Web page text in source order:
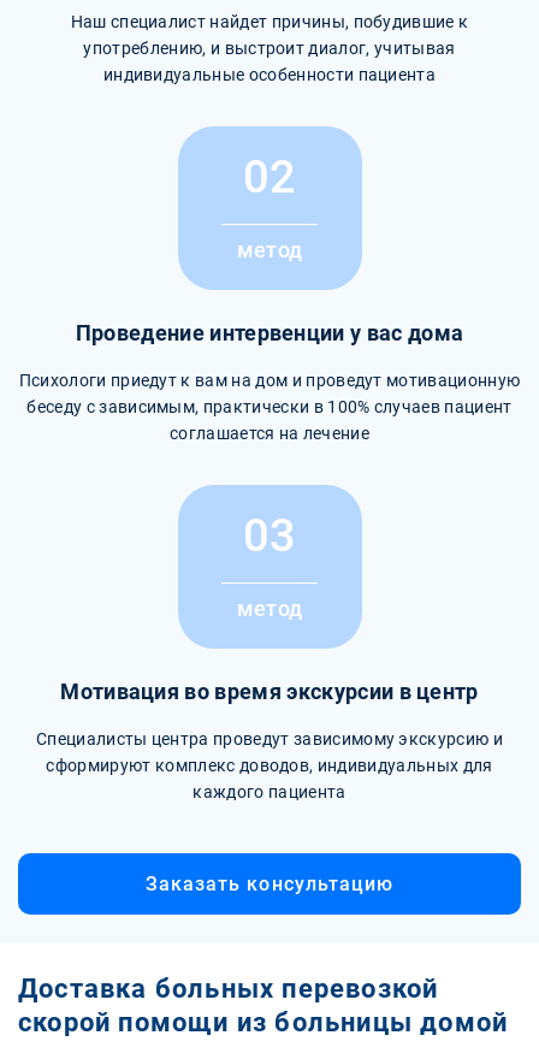
Наш специалист найдет причины, побудившие к
употреблению, и выстроит диалог, учитывая
индивидуальные особенности пациента
02
метод
Проведение интервенции у вас дома
Психологи приедут к вам на дом и проведут мотивационную
беседу с зависимым, практически в 100% случаев пациент
соглашается на лечение
03
метод
Мотивация во время экскурсии в центр
Специалисты центра проведут зависимому экскурсию и
сформируют комплекс доводов, индивидуальных для
каждого пациента
Заказать консультацию
Доставка больных перевозкой
скорой помощи из больницы домой